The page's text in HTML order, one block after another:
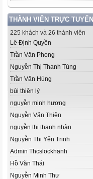
THÀNH VIÊN TRỰC TUYẾN
225 khách và 26 thành viên
Lê Định Quyền
Trần Văn Phong
Nguyễn Thị Thanh Tùng
Trần Văn Hùng
bùi thiên lý
nguyễn minh hương
Nguyễn Văn Thiện
nguyễn thị thanh nhàn
Nguyễn Thị Yến Trinh
Admin Thcslockhanh
Hồ Văn Thái
Nguyễn Minh Thư